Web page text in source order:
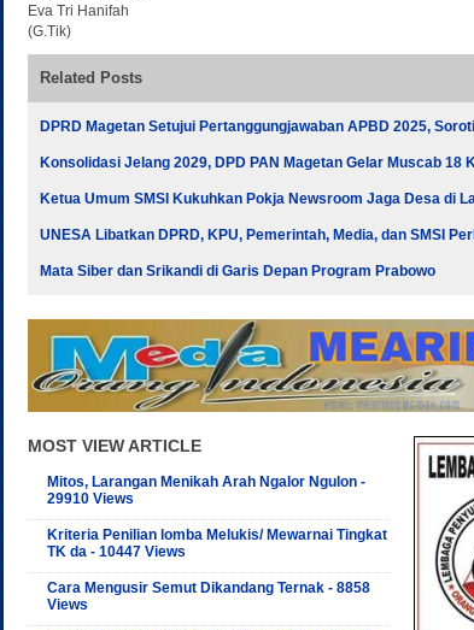
Eva Tri Hanifah
(G.Tik)
Related Posts
DPRD Magetan Setujui Pertanggungjawaban APBD 2025,
Konsolidasi Jelang 2029, DPD PAN Magetan Gelar Muscab 18
Ketua Umum SMSI Kukuhkan Pokja Newsroom Jaga Desa di
UNESA Libatkan DPRD, KPU, Pemerintah, Media, dan SMSI
Mata Siber dan Srikandi di Garis Depan Program Prabowo
MOST VIEW ARTICLE
Mitos, Larangan Menikah Arah Ngalor Ngulon -
29910 Views
Kriteria Penilian lomba Melukis/ Mewarnai Tingkat
TK da - 10447 Views
Cara Mengusir Semut Dikandang Ternak - 8858
Views